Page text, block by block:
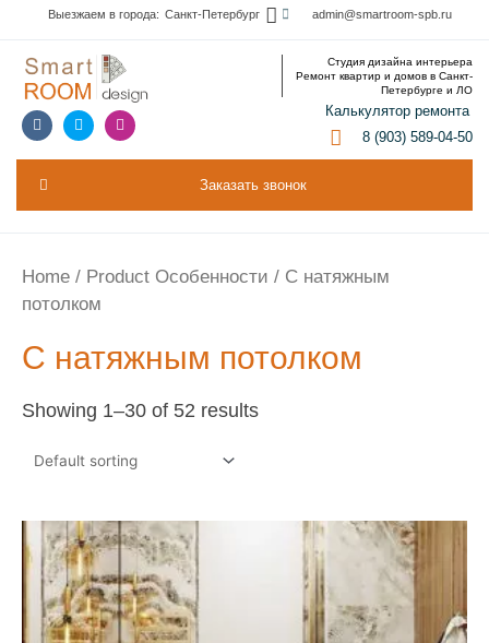
Выезжаем в города: Санкт-Петербург admin@smartroom-spb.ru
Студия дизайна интерьера
Ремонт квартир и домов в Санкт-
Петербурге и ЛО
Калькулятор ремонта
8 (903) 589-04-50
Заказать звонок
Home / Product Особенности / С натяжным
потолком
С натяжным потолком
Showing 1–30 of 52 results